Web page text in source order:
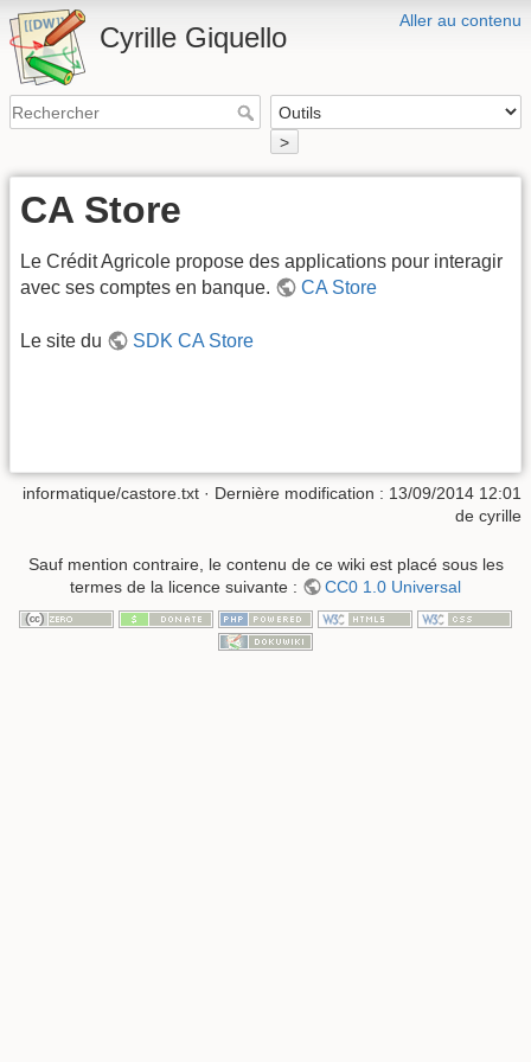
Aller au contenu
Cyrille Giquello
>
CA Store
Le Crédit Agricole propose des applications pour interagir
avec ses comptes en banque.
CA Store
Le site du SDK CA Store
informatique/castore.txt · Dernière modification : 13/09/2014 12:01
de cyrille
Sauf mention contraire, le contenu de ce wiki est placé sous les
termes de la licence suivante :
CC0 1.0 Universal